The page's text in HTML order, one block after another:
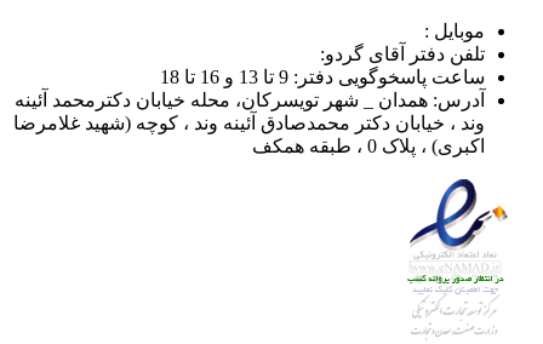
موبایل :
تلفن دفتر آقای گردو:
ساعت پاسخوگویی دفتر: 9 تا 13 و 16 تا 18
آدرس: همدان _ شهر تویسرکان، محله خیابان دکترمحمد آئینه
وند ، خیابان دکتر محمدصادق آئینه وند ، کوچه (شهید غلامرضا
اکبری) ، پلاک 0 ، طبقه همکف